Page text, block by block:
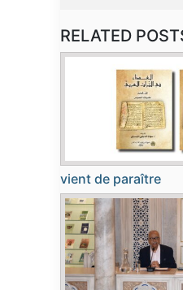
RELATED
vient de paraître